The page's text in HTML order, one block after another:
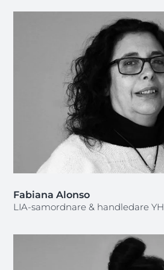
Fabiana Alonso
LIA-samordnare & handledare YH